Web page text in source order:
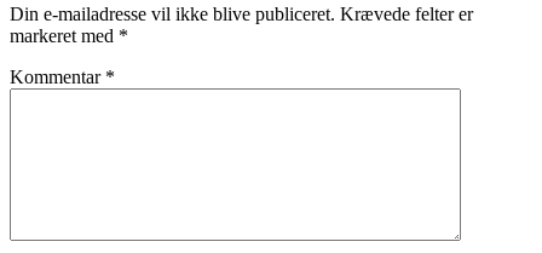
Din e-mailadresse vil ikke blive publiceret. Krævede felter er
markeret med *
Kommentar *